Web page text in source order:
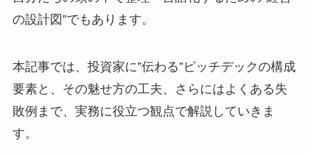
の設計図”でもあります。
本記事では、投資家に”伝わる”ピッチデックの構成
要素と、その魅せ方の工夫、さらにはよくある失
敗例まで、実務に役立つ観点で解説していきま
す。